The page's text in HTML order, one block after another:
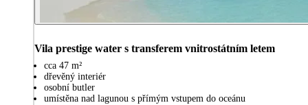
Vila prestige water s transferem vnitrostátním letem
cca 47 m²
dřevěný interiér
osobní butler
umístěna nad lagunou s přímým vstupem do oceánu